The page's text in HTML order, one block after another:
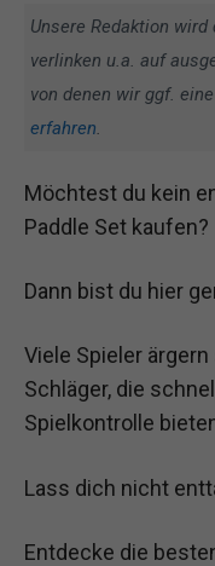
Unsere Redaktion
verlinken u.a. auf
von denen wir ggf.
erfahren.
Möchtest du kein
Paddle Set kaufen?
Dann bist du hier
Viele Spieler
Schläger, die
Spielkontrolle
Lass dich nicht
Entdecke die